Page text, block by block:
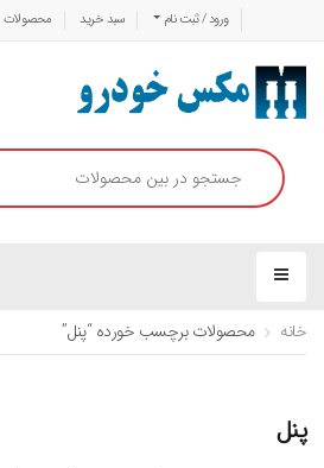
ورود / ثبت نام سبد خرید محصولات
خانه محصولات برچسب خورده “پنل”
پنل